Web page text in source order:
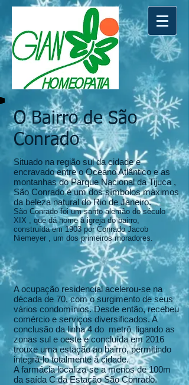
O Bairro de São
Conrado
Situado na região sul da cidade e
encravado entre o Oceano Atlântico e as
montanhas do Parque Nacional da Tijuca ,
São Conrado é um dos símbolos máximos
da beleza natural do Rio de Janeiro.
São Conrado foi um santo alemão do século
XIX , que dá nome à igreja do bairro,
construídaem 1903 por Conrado Jacob
Niemeyer , um dos primeiros moradores.
A ocupação residencial acelerou-se na
década de 70, com o surgimento de seus
vários condomínios. Desde então, recebeu
comércio e serviços diversificados. A
conclusão da linha 4 do metrô ligando as
zonas sul e oeste e concluída em 2016
trouxe uma estação ao bairro, permitindo
integrá-lo totalmente à cidade.
A farmácia localiza-se a menos de 100m
da saída C da Estação São Conrado.